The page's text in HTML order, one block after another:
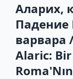
Аларих,
Падение
варвара
Alaric: